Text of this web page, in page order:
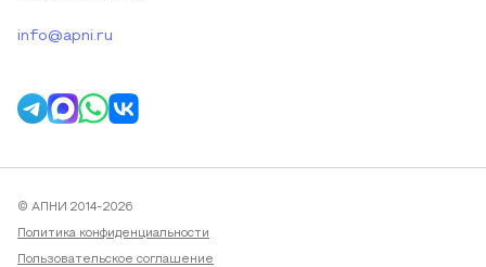
info@apni.ru
© АПНИ 2014-2026
Политика конфиденциальности
Пользовательское соглашение